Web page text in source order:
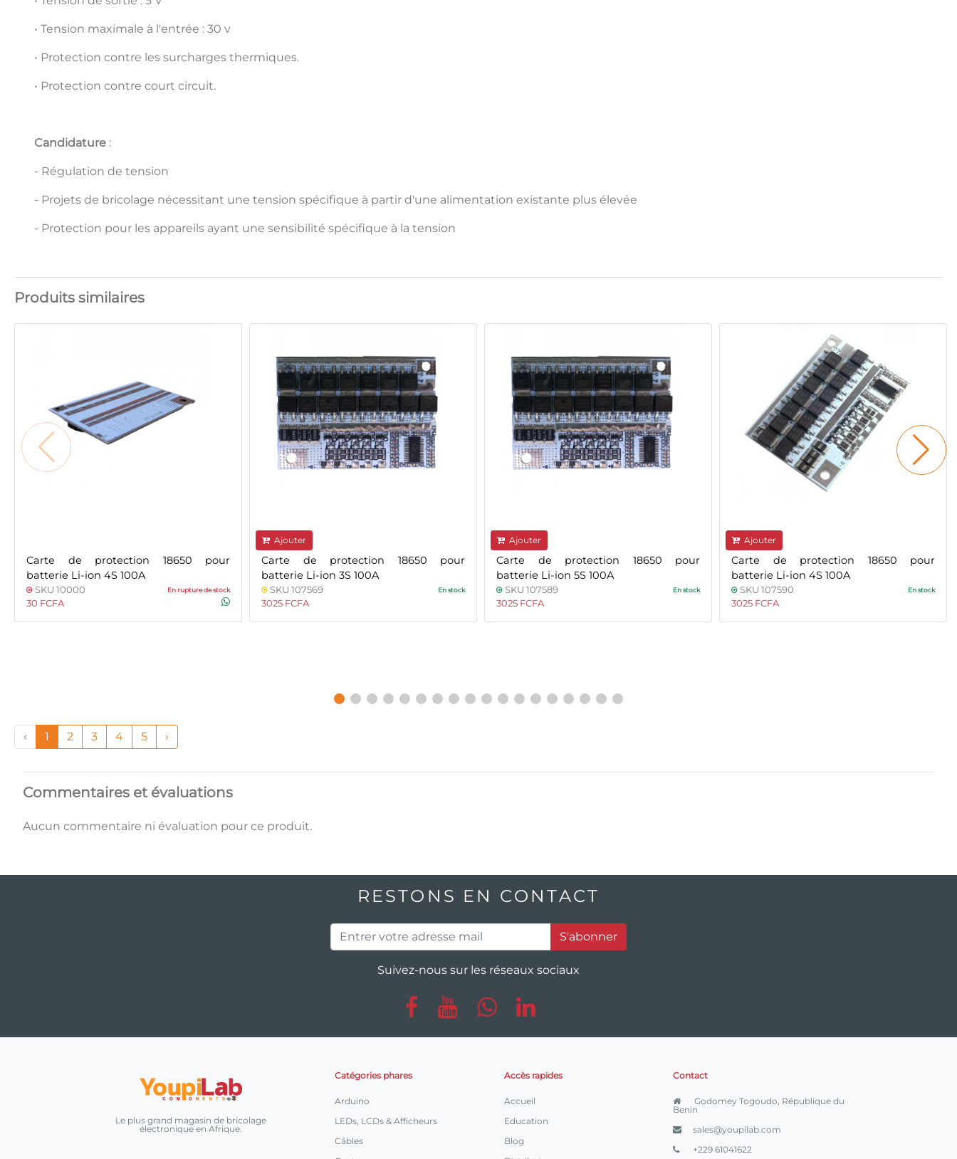
• Tension maximale à l'entrée : 30 v
• Protection contre les surcharges thermiques.
• Protection contre court circuit.
Candidature :
- Régulation de tension
- Projets de bricolage nécessitant une tension spécifique à partir d'une alimentation existante plus élevée
- Protection pour les appareils ayant une sensibilité spécifique à la tension
Produits similaires
Carte de protection 18650 pour
batterie Li-ion 4S 100A
SKU 10000 En rupture de stock
30 FCFA
Ajouter
Carte de protection 18650 pour
batterie Li-ion 3S 100A
SKU 107569 En stock
3025 FCFA
Ajouter
Carte de protection 18650 pour
batterie Li-ion 5S 100A
SKU 107589 En stock
3025 FCFA
Ajouter
Carte de protection 18650 pour
batterie Li-ion 4S 100A
SKU 107590 En stock
3025 FCFA
‹ 1 2 3 4 5 ›
Commentaires et évaluations
Aucun commentaire ni évaluation pour ce produit.
RESTONS EN CONTACT
S'abonner
Suivez-nous sur les réseaux sociaux
Le plus grand magasin de bricolage
électronique en Afrique.
Catégories phares
Arduino
LEDs, LCDs & Afficheurs
Câbles
Accès rapides
Accueil
Education
Blog
Contact
Godomey Togoudo, République du
Benin
sales@youpilab.com
+229 61041622